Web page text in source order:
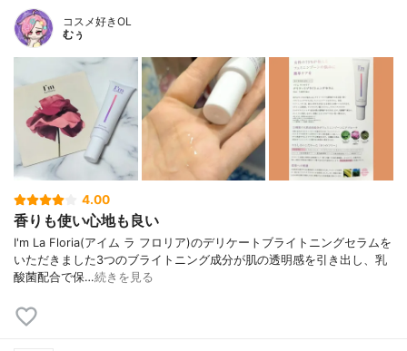
コスメ好きOL
むぅ
4.00
香りも使い心地も良い
I'm La Floria(アイム ラ フロリア)のデリケートブライトニングセラムを
いただきました3つのブライトニング成分が肌の透明感を引き出し、乳
酸菌配合で保…続きを見る